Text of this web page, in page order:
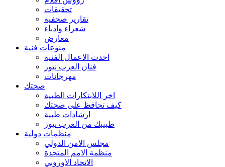
تحقيقات
تقارير صحفية
شعراء وادباء
معارض
منوعات فنية
احدث الاعمال الفنية
فنان العرب نيوز
مهرجانات
صحتك
اخر اللابتكارات الطبية
كيف تحافظ على صحتك
ارشادات طبية
طبيبك من العرب نيوز
منظمات دولية
مجلس الامن الدولي
منظمة الامم المتحدة
الاتحاد الاوروبي